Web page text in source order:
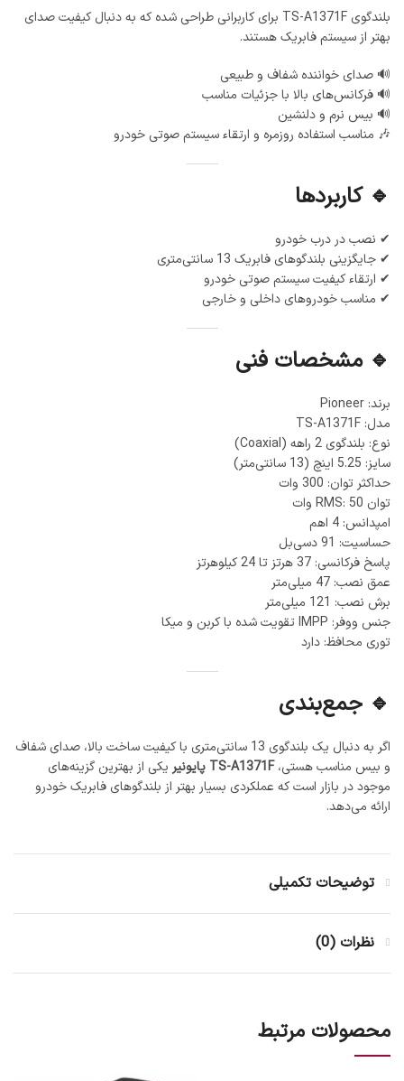
بلندگوی TS-A1371F برای کاربرانی طراحی شده که به دنبال کیفیت صدای
بهتر از سیستم فابریک هستند.
🔊 صدای خواننده شفاف و طبیعی
🔊 فرکانس‌های بالا با جزئیات مناسب
🔊 بیس نرم و دلنشین
🎶 مناسب استفاده روزمره و ارتقاء سیستم صوتی خودرو
🔹 کاربردها
✔ نصب در درب خودرو
✔ جایگزینی بلندگوهای فابریک 13 سانتی‌متری
✔ ارتقاء کیفیت سیستم صوتی خودرو
✔ مناسب خودروهای داخلی و خارجی
🔹 مشخصات فنی
برند: Pioneer
مدل: TS-A1371F
نوع: بلندگوی 2 راهه (Coaxial)
سایز: 5.25 اینچ (13 سانتی‌متر)
حداکثر توان: 300 وات
توان RMS: 50 وات
امپدانس: 4 اهم
حساسیت: 91 دسی‌بل
پاسخ فرکانسی: 37 هرتز تا 24 کیلوهرتز
عمق نصب: 47 میلی‌متر
برش نصب: 121 میلی‌متر
جنس ووفر: IMPP تقویت شده با کربن و میکا
توری محافظ: دارد
🔹 جمع‌بندی
اگر به دنبال یک بلندگوی 13 سانتی‌متری با کیفیت ساخت بالا، صدای شفاف
و بیس مناسب هستی،TS-A1371F پایونیر
یکی از بهترین گزینه‌های
موجود در بازار است که عملکردی بسیار بهتر از بلندگوهای فابریک خودرو
ارائه می‌دهد.
توضیحات تکمیلی
نظرات (0)
محصولات مرتبط